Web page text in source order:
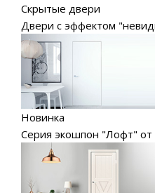
Скрытые двери
Двери с эффектом
Новинка
Серия экошпон "Лофт" от